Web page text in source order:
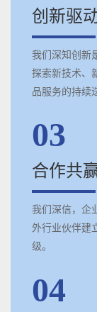
创新驱
我们深知创新
探索新技术、
品服务的持续
03
合作共
我们深信，企
外行业伙伴建
级。
04